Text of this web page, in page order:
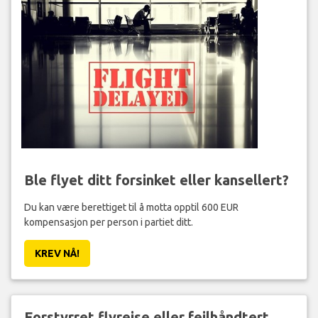
Ble flyet ditt forsinket eller kansellert?
Du kan være berettiget til å motta opptil 600 EUR
kompensasjon per person i partiet ditt.
KREV NÅ!